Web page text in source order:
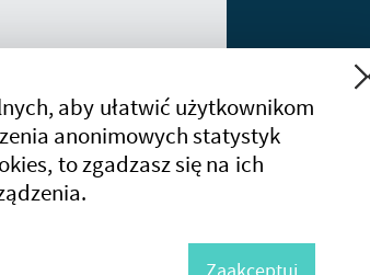
aby ułatwić użytkownikom
anonimowych statystyk
to zgadzasz się na ich